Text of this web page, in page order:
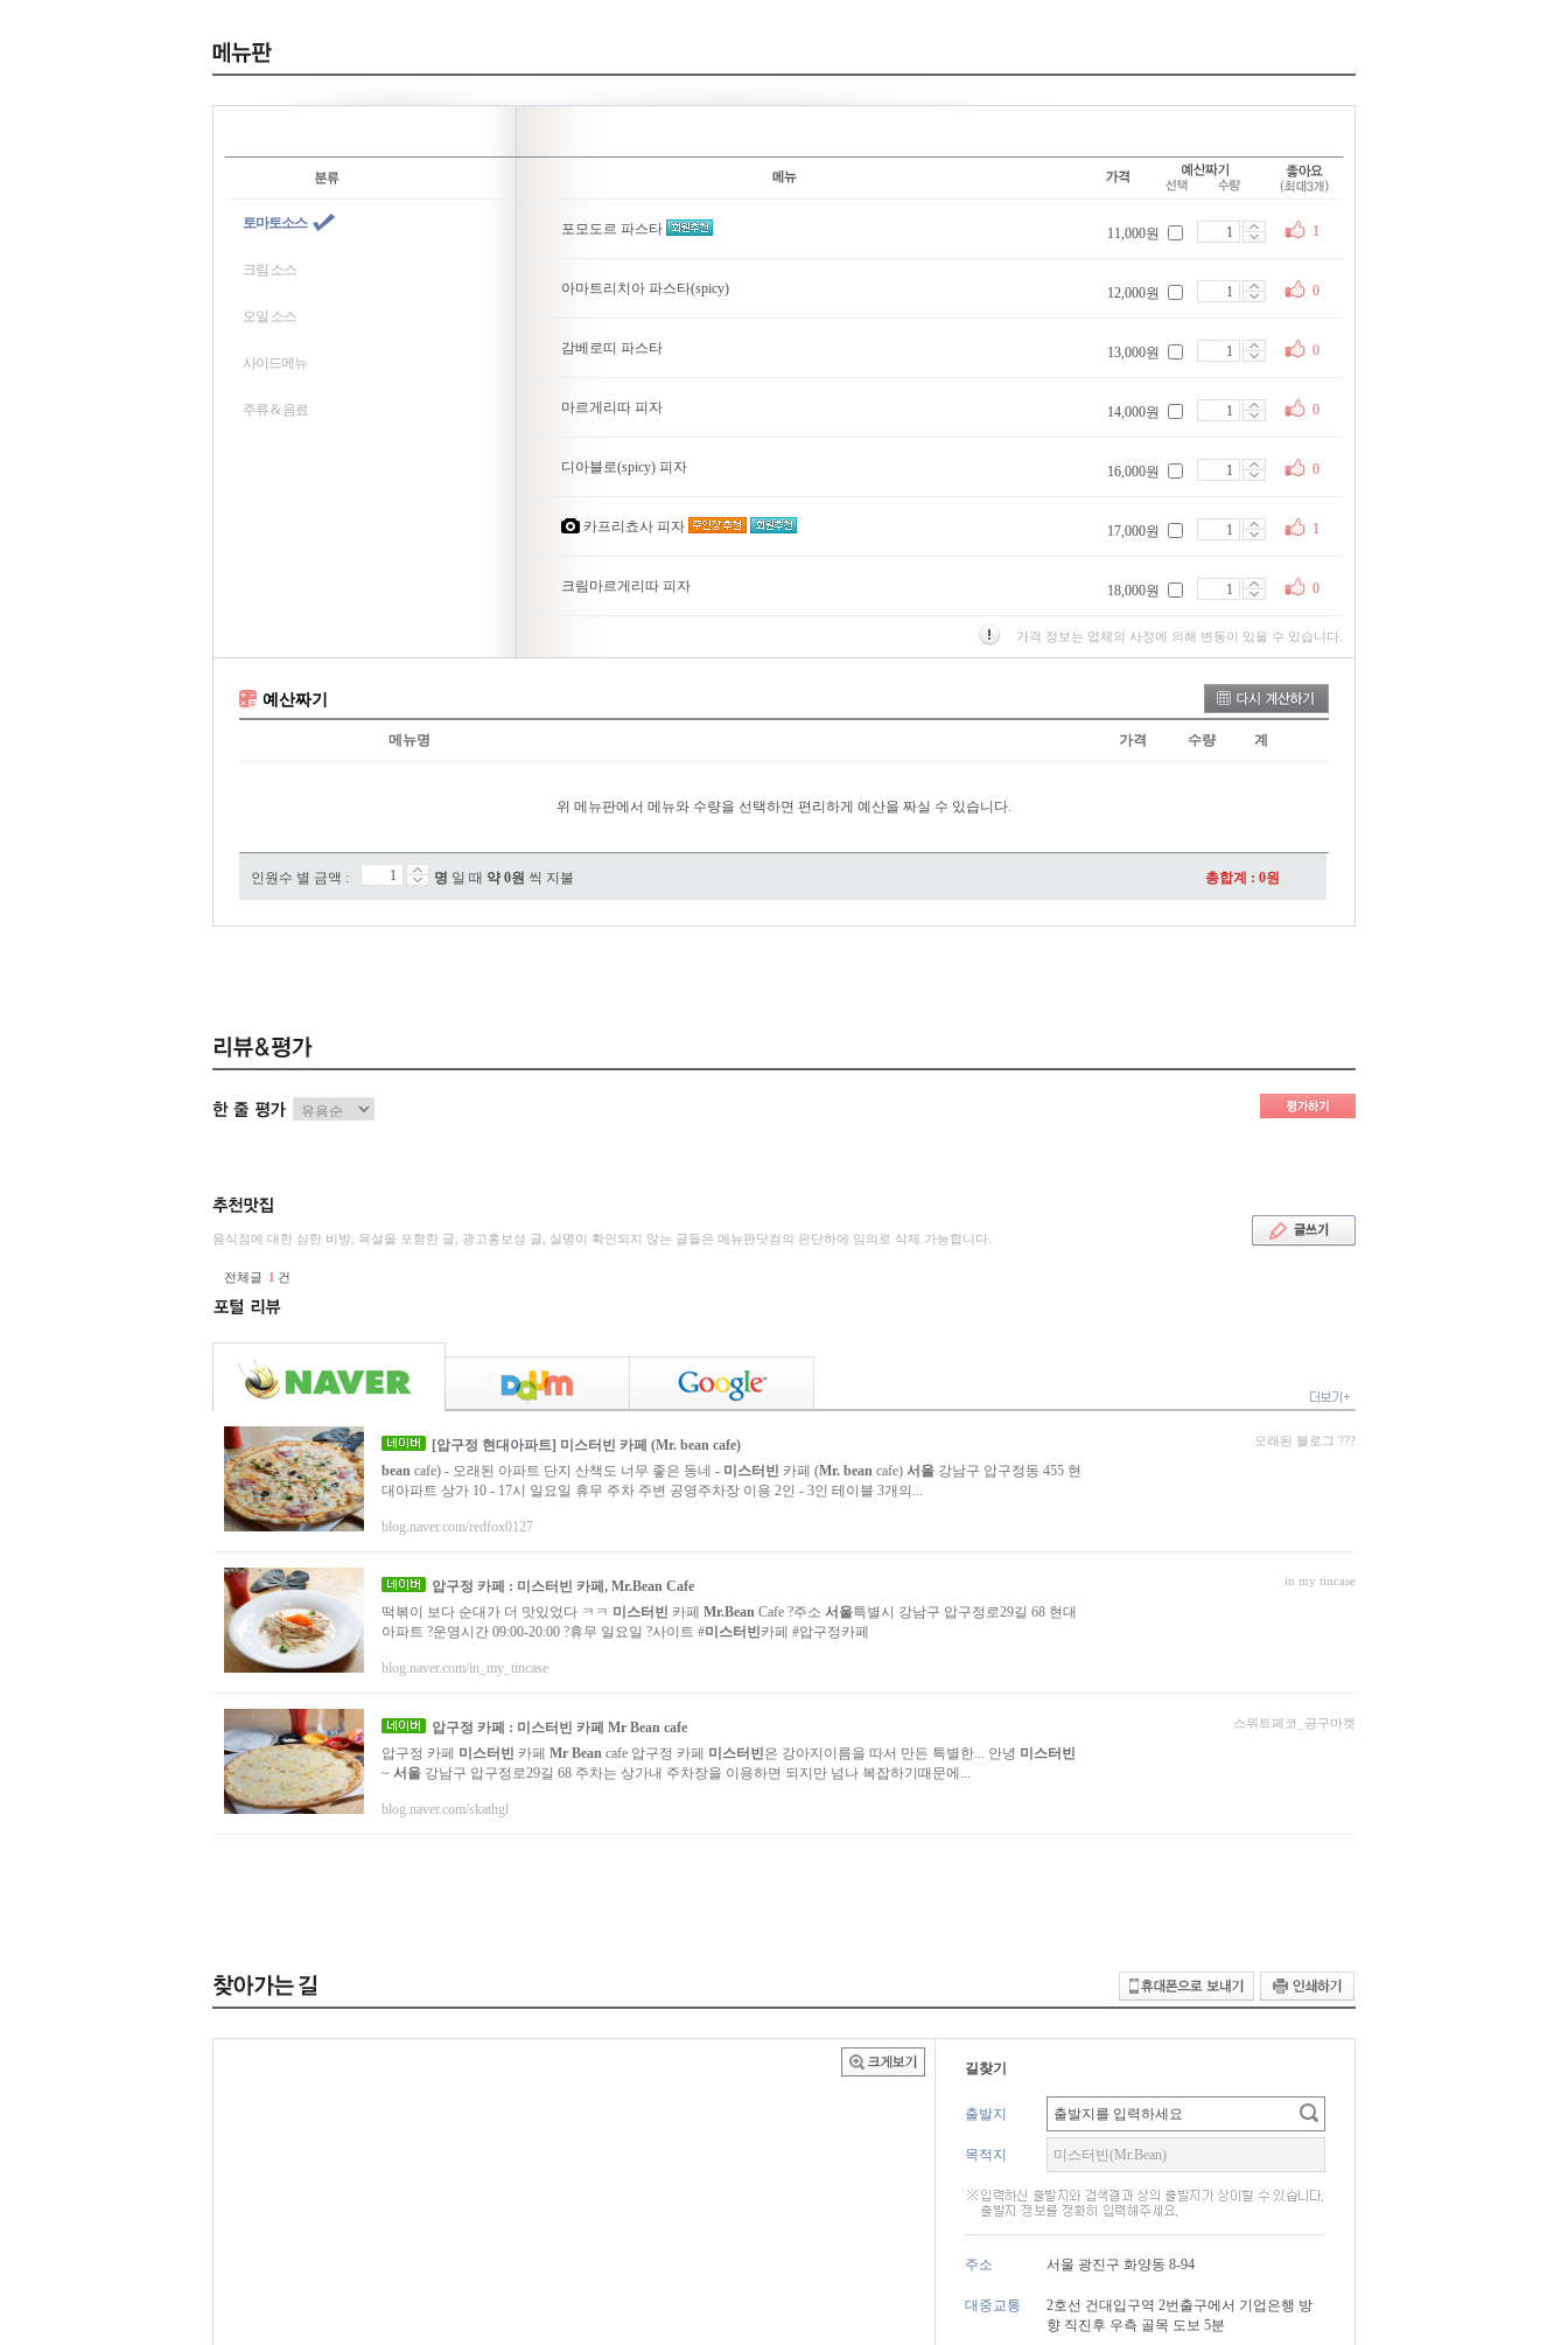
토마토소스
크림 소스
오일 소스
사이드메뉴
주류 & 음료
포모도르 파스타 11,000원 1
아마트리치아 파스타(spicy) 12,000원 0
감베로띠 파스타 13,000원 0
마르게리따 피자 14,000원 0
디아블로(spicy) 피자 16,000원 0
카프리쵸사 피자 17,000원 1
크림마르게리따 피자 18,000원 0
가격 정보는 업체의 사정에 의해 변동이 있을 수 있습니다.
예산짜기
메뉴명 가격 수량 계
위 메뉴판에서 메뉴와 수량을 선택하면 편리하게 예산을 짜실 수 있습니다.
인원수 별 금액 : 명 일 때 약0원 씩 지불 총합계 : 0원
음식점에 대한 심한 비방, 욕설을 포함한 글, 광고홍보성 글, 실명이 확인되지 않는 글들은 메뉴판닷컴의 판단하에 임의로 삭제 가능합니다.
전체글 1 건
[압구정 현대아파트] 미스터빈 카페 (Mr. bean cafe)
bean cafe) - 오래된 아파트 단지 산책도 너무 좋은 동네 - 미스터빈 카페 (Mr. bean cafe) 서울 강남구 압구정동 455 현
대아파트 상가 10 - 17시 일요일 휴무 주차 주변 공영주차장 이용 2인 - 3인 테이블 3개의...
blog.naver.com/redfox0127
오래된 블로그 ???
압구정 카페 : 미스터빈 카페, Mr.Bean Cafe
떡볶이 보다 순대가 더 맛있었다 ㅋㅋ 미스터빈 카페 Mr.Bean Cafe ?주소 서울특별시 강남구 압구정로29길 68 현대
아파트 ?운영시간 09:00-20:00 ?휴무 일요일 ?사이트 #미스터빈카페 #압구정카페
blog.naver.com/in_my_tincase
in my tincase
압구정 카페 : 미스터빈 카페 Mr Bean cafe
압구정 카페 미스터빈 카페 Mr Bean cafe 압구정 카페 미스터빈은 강아지이름을 따서 만든 특별한... 안녕 미스터빈
~ 서울 강남구 압구정로29길 68 주차는 상가내 주차장을 이용하면 되지만 넘나 복잡하기때문에...
blog.naver.com/skathgl
스위트페코_공구마켓
길찾기
출발지
목적지
주소 서울 광진구 화양동 8-94
대중교통
2호선 건대입구역 2번출구에서 기업은행 방
향 직진후 우측 골목 도보 5분